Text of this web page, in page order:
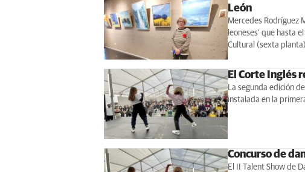
León
Mercedes Rodríguez
leoneses’ que hasta
Cultural (sexta
El Corte Inglés
La segunda edición
instalada en la
Concurso de
El II Talent Show de